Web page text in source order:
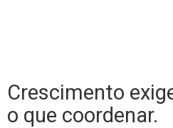
Crescimento
o que coordenar.